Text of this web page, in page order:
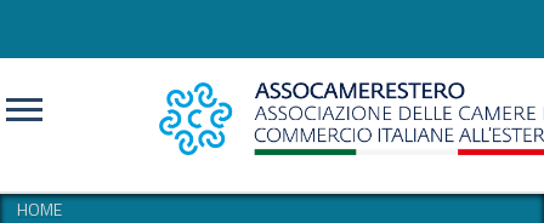
HOME